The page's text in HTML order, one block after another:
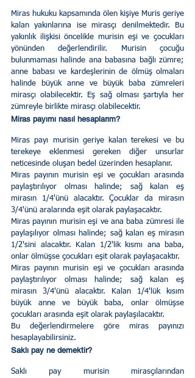
Miras hukuku kapsamında ölen kişiye Muris geriye
kalan yakınlarına ise mirasçı denilmektedir. Bu
yakınlık ilişkisi öncelikle murisin eşi ve çocukları
yönünden değerlendirilir. Murisin çocuğu
bulunmaması halinde ana babasına bağlı zümre;
anne babası ve kardeşlerinin de ölmüş olmaları
halinde büyük anne ve büyük baba zümreleri
mirasçı olabilecektir. Eş sağ olması şartıyla her
zümreyle birlikte mirasçı olabilecektir.
Miras payımı nasıl hesaplarım?
Miras payı murisin geriye kalan terekesi ve bu
terekeye eklenmesi gereken diğer unsurlar
neticesinde oluşan bedel üzerinden hesaplanır.
Miras payının murisin eşi ve çocukları arasında
paylaştırılıyor olması halinde; sağ kalan eş
mirasın 1/4'ünü alacaktır. Çocuklar da mirasın
3/4'ünü aralarında eşit olarak paylaşacaktır.
Miras payının murisin eşi ve ana baba zümresi ile
paylaşılıyor olması halinde; sağ kalan eş mirasın
1/2'sini alacaktır. Kalan 1/2'lik kısmı ana baba,
onlar ölmüşse çocukları eşit olarak paylaşacaktır.
Miras payının murisin eşi ve çocukları arasında
paylaştırılıyor olması halinde; sağ kalan eş
mirasın 3/4'ünü alacaktır. Kalan 1/4'lük kısım
büyük anne ve büyük baba, onlar ölmüşse
çocukları arasında eşit olarak paylaşılacaktır.
Bu değerlendirmelere göre miras payınızı
hesaplayabilirsiniz.
Saklı pay ne demektir?
Saklı pay murisin mirasçılarından